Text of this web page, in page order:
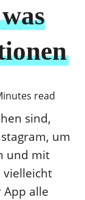
read
sind,
um
und mit
vielleicht
App alle